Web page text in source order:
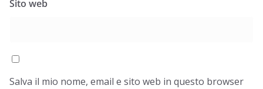
Sito web
Salva il mio nome, email e sito web in questo browser